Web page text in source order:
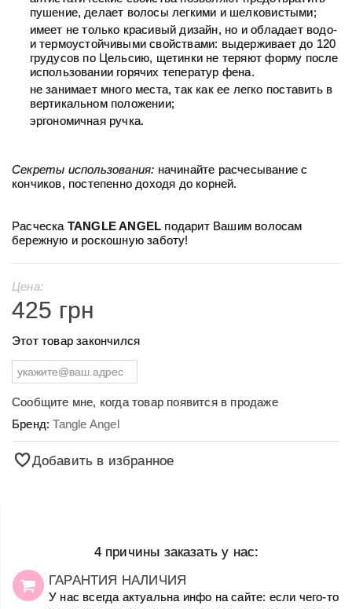
пушение, делает волосы легкими и шелковистыми;
имеет не только красивый дизайн, но и обладает водо-
и термоустойчивыми свойствами: выдерживает до 120
грудусов по Цельсию, щетинки не теряют форму после
использовании горячих теператур фена.
не занимает много места, так как ее легко поставить в
вертикальном положении;
эргономичная ручка.
Секреты использования: начинайте расчесывание с
кончиков, постепенно доходя до корней.
Расческа TANGLE ANGEL подарит Вашим волосам
бережную и роскошную заботу!
Цена:
425 грн
Этот товар закончился
Сообщите мне, когда товар появится в продаже
Бренд:Tangle Angel
Добавить в избранное
4 причины заказать у нас:
ГАРАНТИЯ НАЛИЧИЯ
У нас всегда актуальна инфо на сайте: если чего-то